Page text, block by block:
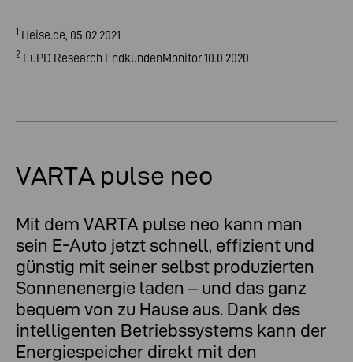
1 Heise.de, 05.02.2021
2 EuPD Research EndkundenMonitor 10.0 2020
VARTA pulse neo
​​​​​​Mit dem VARTA pulse neo kann man
sein E-Auto jetzt schnell, effizient und
günstig mit seiner selbst produzierten
Sonnenenergie laden – und das ganz
bequem von zu Hause aus. Dank des
intelligenten Betriebssystems kann der
Energiespeicher direkt mit den